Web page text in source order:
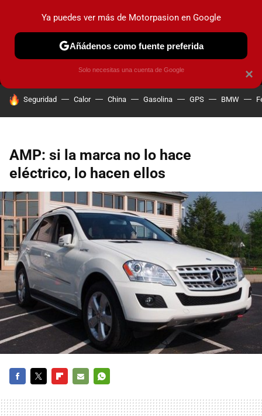
MENÚ NUEVO
COCHES ELÉCTRICOS OBSERVATORIO
HOY SE HABLA DE
Seguridad Calor China Gasolina GPS BMW
AMP: si la marca no lo hace
eléctrico, lo hacen ellos
MAIL
×
Ya puedes ver más de Motorpasion en Google
Añádenos como fuente preferida
Solo necesitas una cuenta de Google